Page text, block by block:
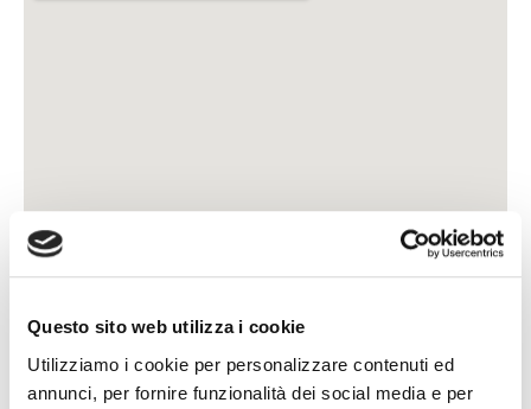
Questo sito web utilizza i cookie
Utilizziamo i cookie per personalizzare contenuti ed
annunci, per fornire funzionalità dei social media e per